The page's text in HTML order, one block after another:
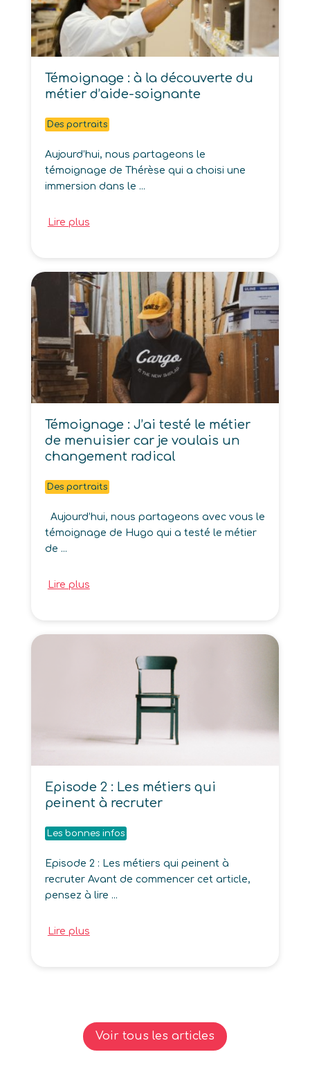
Témoignage : à la découverte du
métier d’aide-soignante
Des portraits
Aujourd’hui, nous partageons le
témoignage de Thérèse qui a choisi une
immersion dans le ...
Lire plus
Témoignage : J’ai testé le métier
de menuisier car je voulais un
changement radical
Des portraits
Aujourd’hui, nous partageons avec vous le
témoignage de Hugo qui a testé le métier
de ...
Lire plus
Episode 2 : Les métiers qui
peinent à recruter
Les bonnes infos
Episode 2 : Les métiers qui peinent à
recruter Avant de commencer cet article,
pensez à lire ...
Lire plus
Voir tous les articles